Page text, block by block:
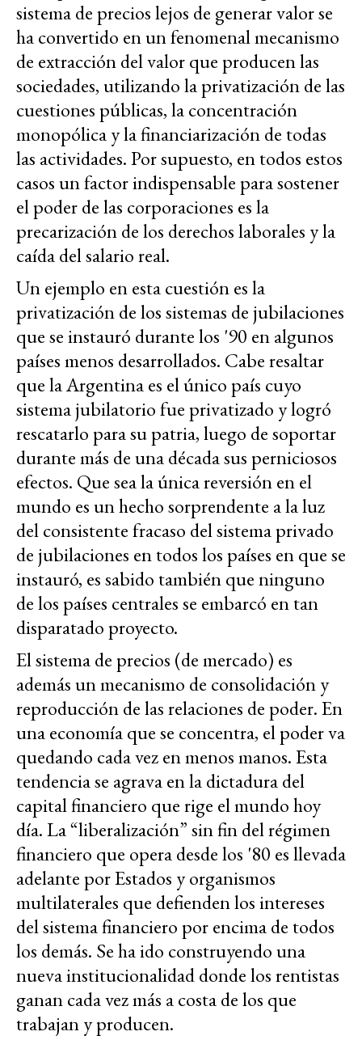
sistema de precios lejos de generar valor se
ha convertido en un fenomenal mecanismo
de extracción del valor que producen las
sociedades, utilizando la privatización de las
cuestiones públicas, la concentración
monopólica y la financiarización de todas
las actividades. Por supuesto, en todos estos
casos un factor indispensable para sostener
el poder de las corporaciones es la
precarización de los derechos laborales y la
caída del salario real.
Un ejemplo en esta cuestión es la
privatización de los sistemas de jubilaciones
que se instauró durante los '90 en algunos
países menos desarrollados. Cabe resaltar
que la Argentina es el único país cuyo
sistema jubilatorio fue privatizado y logró
rescatarlo para su patria, luego de soportar
durante más de una década sus perniciosos
efectos. Que sea la única reversión en el
mundo es un hecho sorprendente a la luz
del consistente fracaso del sistema privado
de jubilaciones en todos los países en que se
instauró, es sabido también que ninguno
de los países centrales se embarcó en tan
disparatado proyecto.
El sistema de precios (de mercado) es
además un mecanismo de consolidación y
reproducción de las relaciones de poder. En
una economía que se concentra, el poder va
quedando cada vez en menos manos. Esta
tendencia se agrava en la dictadura del
capital financiero que rige el mundo hoy
día. La “liberalización” sin fin del régimen
financiero que opera desde los '80 es llevada
adelante por Estados y organismos
multilaterales que defienden los intereses
del sistema financiero por encima de todos
los demás. Se ha ido construyendo una
nueva institucionalidad donde los rentistas
ganan cada vez más a costa de los que
trabajan y producen.